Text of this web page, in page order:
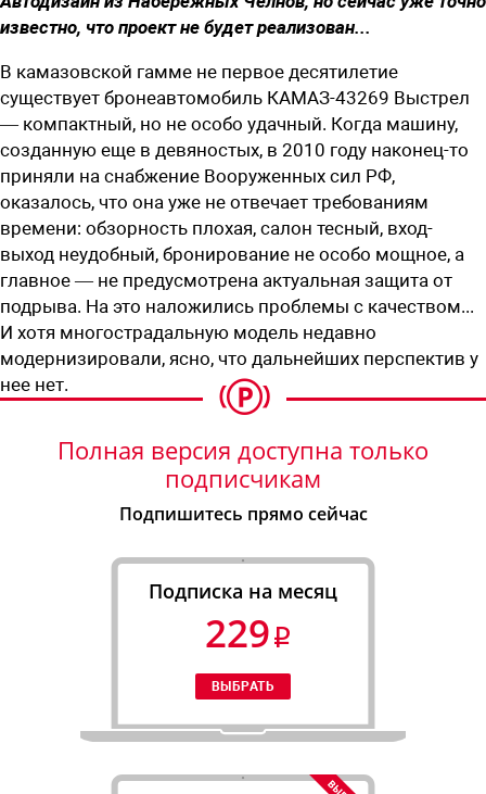
известно, что проект не будет реализован...
В камазовской гамме не первое десятилетие
существует бронеавтомобиль КАМАЗ-43269 Выстрел
— компактный, но не особо удачный. Когда машину,
созданную еще в девяностых, в 2010 году наконец-то
приняли на снабжение Вооруженных сил РФ,
оказалось, что она уже не отвечает требованиям
времени: обзорность плохая, салон тесный, вход-
выход не­удобный, бронирование не особо мощное, а
главное — не преду­смотрена актуальная защита от
подрыва. На это наложились проблемы с качеством...
И хотя многострадальную модель недавно
модернизировали, ясно, что дальнейших перспектив у
нее нет.
Полная версия доступна только
подписчикам
Подпишитесь прямо сейчас
Подписка на месяц
229